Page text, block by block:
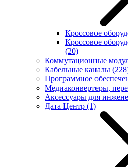
Кроссовое
Кроссовое
(20)
Коммутационные
Кабельные каналы
Программное
Медиаконвертеры,
Аксессуары для
Дата Центр (1)